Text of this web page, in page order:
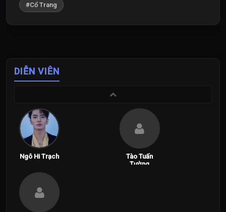
#Cổ Trang
DIỄN VIÊN
Ngô Hi Trạch
Tào Tuấn
Tường